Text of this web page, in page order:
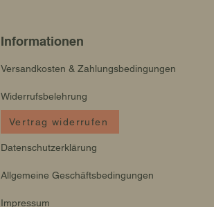
Informationen
Versandkosten & Zahlungsbedingungen
Widerrufsbelehrung
Vertrag widerrufen
Datenschutzerklärung
Allgemeine Geschäftsbedingungen
Impressum